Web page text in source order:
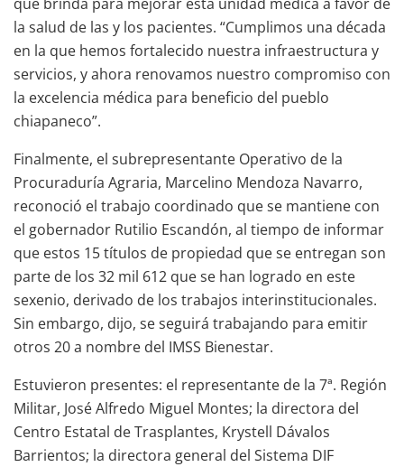
la salud de las y los pacientes. “Cumplimos una década
en la que hemos fortalecido nuestra infraestructura y
servicios, y ahora renovamos nuestro compromiso con
la excelencia médica para beneficio del pueblo
chiapaneco”.
Finalmente, el subrepresentante Operativo de la
Procuraduría Agraria, Marcelino Mendoza Navarro,
reconoció el trabajo coordinado que se mantiene con
el gobernador Rutilio Escandón, al tiempo de informar
que estos 15 títulos de propiedad que se entregan son
parte de los 32 mil 612 que se han logrado en este
sexenio, derivado de los trabajos interinstitucionales.
Sin embargo, dijo, se seguirá trabajando para emitir
otros 20 a nombre del IMSS Bienestar.
Estuvieron presentes: el representante de la 7ª. Región
Militar, José Alfredo Miguel Montes; la directora del
Centro Estatal de Trasplantes, Krystell Dávalos
Barrientos; la directora general del Sistema DIF